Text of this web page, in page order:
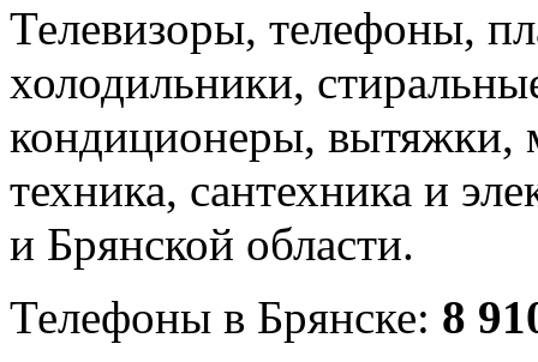
Телевизоры, телефоны,
холодильники,
кондиционеры, вытяжки,
техника, сантехника и
и Брянской области.
Телефоны в Брянске: 8